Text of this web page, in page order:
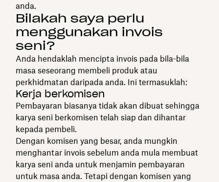
anda.
Bilakah saya perlu
menggunakan invois
seni?
Anda hendaklah mencipta invois pada bila-bila
masa seseorang membeli produk atau
perkhidmatan daripada anda. Ini termasuklah:
Kerja berkomisen
Pembayaran biasanya tidak akan dibuat sehingga
karya seni berkomisen telah siap dan dihantar
kepada pembeli.
Dengan komisen yang besar, anda mungkin
menghantar invois sebelum anda mula membuat
karya seni anda untuk menjamin pembayaran
untuk masa anda. Tetapi dengan komisen yang